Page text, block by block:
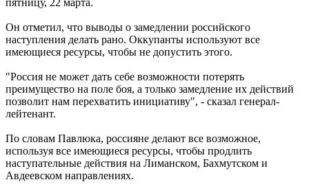
Он отметил, что выводы о замедлении российского
наступления делать рано. Оккупанты используют все
имеющиеся ресурсы, чтобы не допустить этого.
"Россия не может дать себе возможности потерять
преимущество на поле боя, а только замедление их действий
позволит нам перехватить инициативу", - сказал генерал-
лейтенант.
По словам Павлюка, россияне делают все возможное,
используя все имеющиеся ресурсы, чтобы продлить
наступательные действия на Лиманском, Бахмутском и
Авдеевском направлениях.